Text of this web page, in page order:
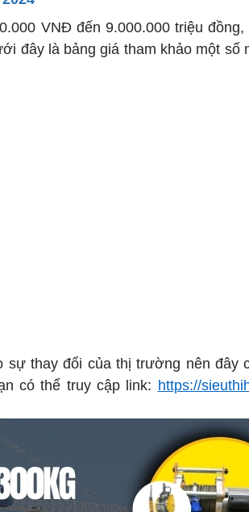
VNĐ đến 9.000.000 triệu đồng,
đây là bảng giá tham khảo một số
thay đổi của thị trường nên đây
có thể truy cập link: https://